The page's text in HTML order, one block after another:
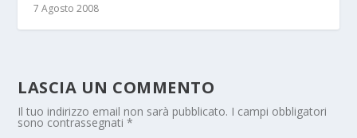
7 Agosto 2008
LASCIA UN COMMENTO
Il tuo indirizzo email non sarà pubblicato. I campi obbligatori
sono contrassegnati*